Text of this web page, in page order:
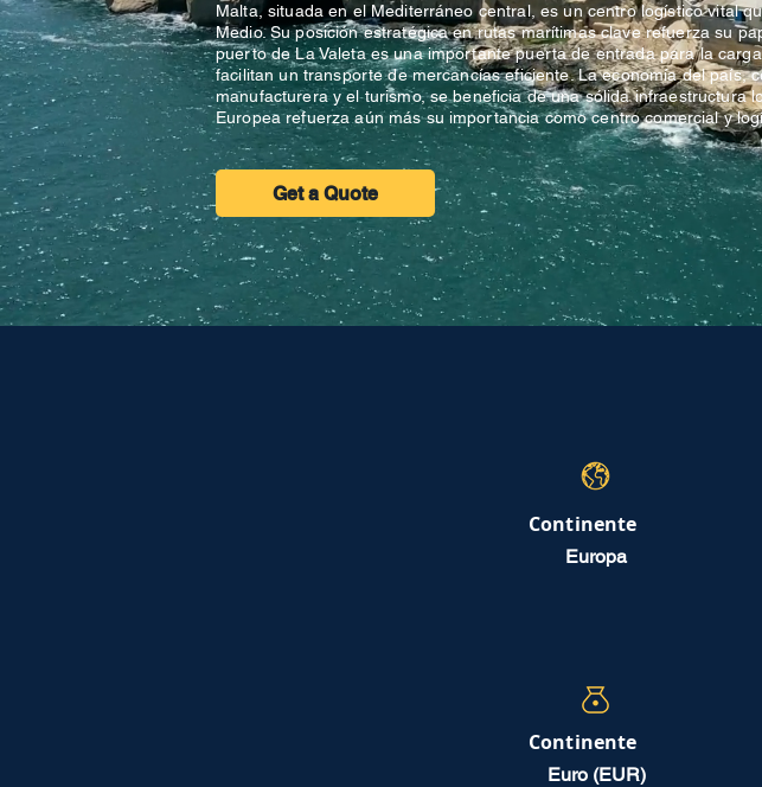
Malta, situada en el Mediterráneo central, es un centro logístico vital
Medio. Su posición estratégica en rutas marítimas clave refuerza su
puerto de La Valeta es una importante puerta de entrada para la
facilitan un transporte de mercancías eficiente. La economía del país,
manufacturera y el turismo, se beneficia de una sólida infraestructura
Europea refuerza aún más su importancia como centro comercial y
Get a Quote
Continente
Europa
Continente
Euro (EUR)